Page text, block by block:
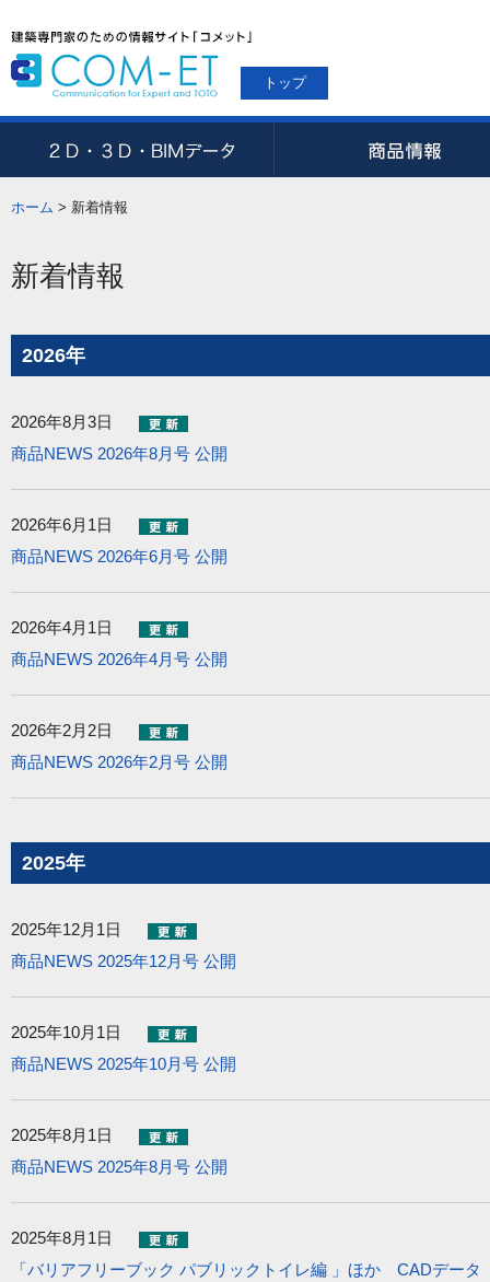
トップ
ホーム > 新着情報
新着情報
2026年
2026年8月3日
商品NEWS 2026年8月号 公開
2026年6月1日
商品NEWS 2026年6月号 公開
2026年4月1日
商品NEWS 2026年4月号 公開
2026年2月2日
商品NEWS 2026年2月号 公開
2025年
2025年12月1日
商品NEWS 2025年12月号 公開
2025年10月1日
商品NEWS 2025年10月号 公開
2025年8月1日
商品NEWS 2025年8月号 公開
2025年8月1日
「バリアフリーブック パブリックトイレ編 」ほか CADデータ